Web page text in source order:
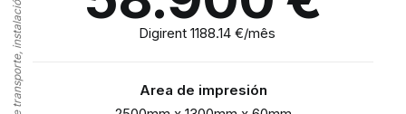
Digirent 1188.14 €/mês
Area de impresión